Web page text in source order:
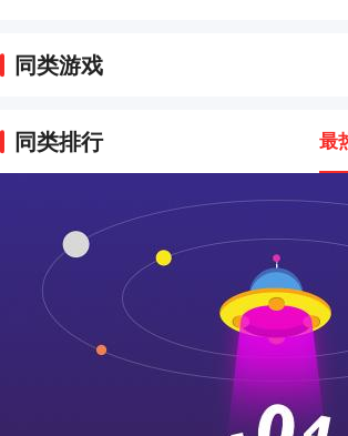
同类游戏
同类排行 最